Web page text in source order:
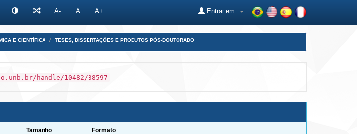
A- A A+ Entrar em:
E CIENTÍFICA TESES, DISSERTAÇÕES E PRODUTOS PÓS-DOUTORADO
handle/10482/38597
Tamanho Formato